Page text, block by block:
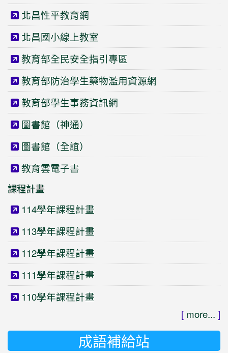
北昌性平教育網
北昌國小線上教室
教育部全民安全指引專區
教育部防治學生藥物濫用資源網
教育部學生事務資訊網
圖書館（神通）
圖書館（全誼）
教育雲電子書
課程計畫
114學年課程計畫
113學年課程計畫
112學年課程計畫
111學年課程計畫
110學年課程計畫
[ more... ]
成語補給站